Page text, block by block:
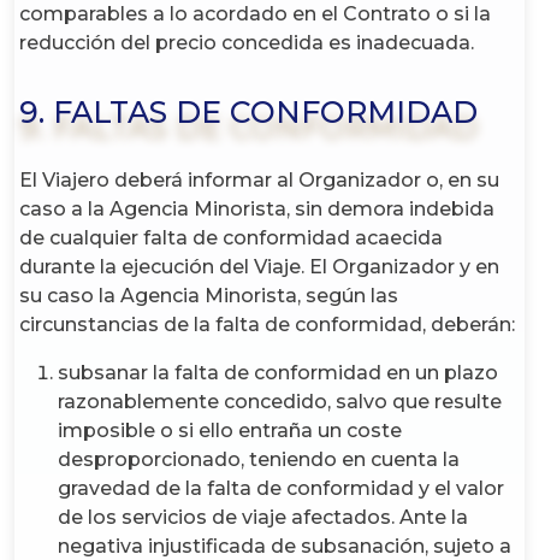
comparables a lo acordado en el Contrato o si la
reducción del precio concedida es inadecuada.
9. FALTAS DE CONFORMIDAD
El Viajero deberá informar al Organizador o, en su
caso a la Agencia Minorista, sin demora indebida
de cualquier falta de conformidad acaecida
durante la ejecución del Viaje. El Organizador y en
su caso la Agencia Minorista, según las
circunstancias de la falta de conformidad, deberán:
subsanar la falta de conformidad en un plazo
razonablemente concedido, salvo que resulte
imposible o si ello entraña un coste
desproporcionado, teniendo en cuenta la
gravedad de la falta de conformidad y el valor
de los servicios de viaje afectados. Ante la
negativa injustificada de subsanación, sujeto a